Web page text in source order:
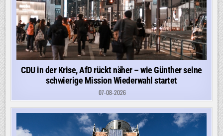
CDU in der Krise, AfD rückt näher – wie Günther seine
schwierige Mission Wiederwahl startet
07-08-2026